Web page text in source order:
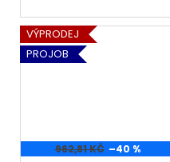
VÝPRODEJ
PROJOB
962,81 KČ –40 %